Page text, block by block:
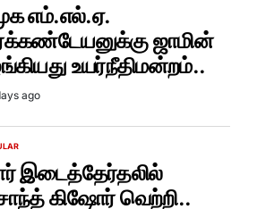
எம்.எல்.ஏ.
ஜாமின்
உயர்நீதிமன்றம்..
ago
இடைத்தேர்தலில்
கிஷோர் வெற்றி..